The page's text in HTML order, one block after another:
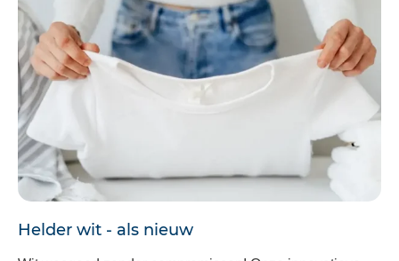
Helder wit - als nieuw